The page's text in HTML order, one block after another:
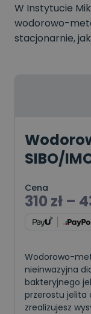
W Instytucie
wodorowo-
stacjonarnie,
SIBO/
Cena
310 zł –
Wodorowo-
nieinwazyjna
bakteryjnego
przerostu jelita
zrealizujesz